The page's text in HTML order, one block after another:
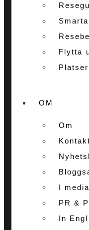
Flytta
OM
Om
Kontakt
I media
PR &
In